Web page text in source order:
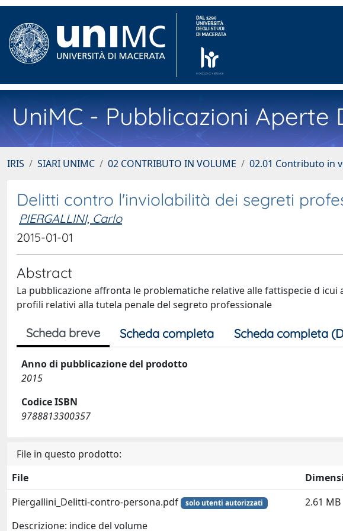
UniMC - Pubblicazioni Aperte
IRIS SIARI UNIMC 02 CONTRIBUTO IN VOLUME 02.01 Contributo in
Delitti contro l'inviolabilità dei segreti
PIERGALLINI, Carlo
2015-01-01
Abstract
La pubblicazione affronta le problematiche relative alle fattispecie d
profili relativi alla tutela penale del segreto professionale
Scheda breve Scheda completa Scheda completa
Anno di pubblicazione del prodotto
2015
Codice ISBN
9788813300357
File in questo prodotto:
File
Piergallini_Delitti-contro-persona.pdf
solo utenti autorizzati
Descrizione: indice del volume
2.61 MB